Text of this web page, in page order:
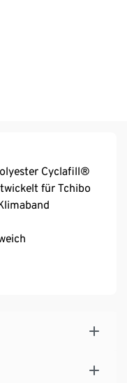
Cyclafill®
für Tchibo
mit mittlerem